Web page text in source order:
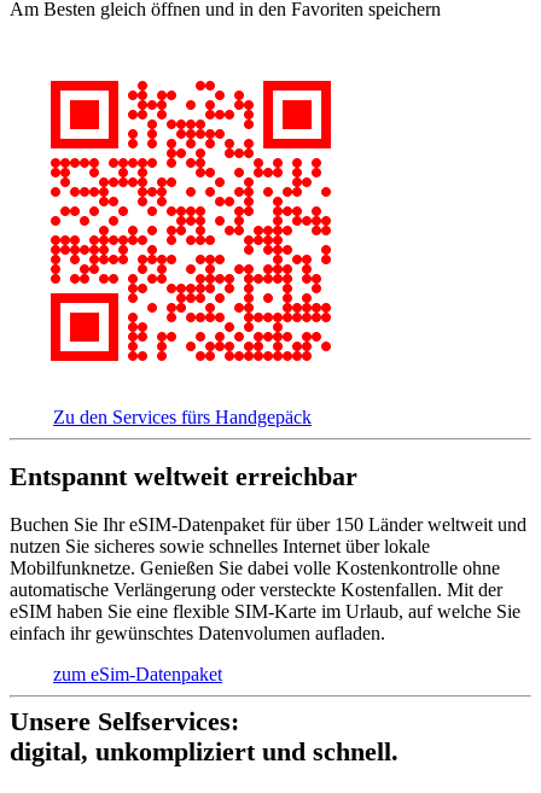
Am Besten gleich öffnen und in den Favoriten speichern
Zu den Services fürs Handgepäck
Entspannt weltweit erreichbar
Buchen Sie Ihr eSIM-Datenpaket für über 150 Länder weltweit und
nutzen Sie sicheres sowie schnelles Internet über lokale
Mobilfunknetze. Genießen Sie dabei volle Kostenkontrolle ohne
automatische Verlängerung oder versteckte Kostenfallen. Mit der
eSIM haben Sie eine flexible SIM-Karte im Urlaub, auf welche Sie
einfach ihr gewünschtes Datenvolumen aufladen.
zum eSim-Datenpaket
Unsere Selfservices:
digital, unkompliziert und schnell.